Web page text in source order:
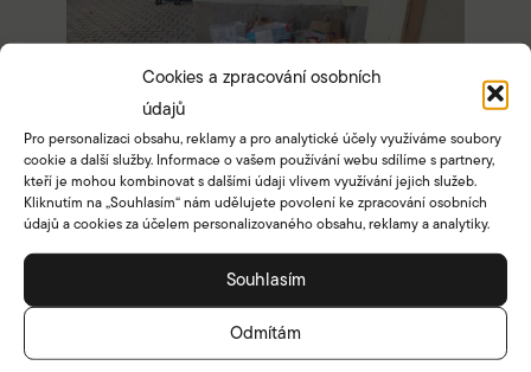
Cookies a zpracování osobních
údajů
Pro personalizaci obsahu, reklamy a pro analytické účely využíváme soubory
cookie a další služby. Informace o vašem používání webu sdílíme s partnery,
kteří je mohou kombinovat s dalšími údaji vlivem využívání jejich služeb.
Kliknutím na „Souhlasím“ nám udělujete povolení ke zpracování osobních
údajů a cookies za účelem personalizovaného obsahu, reklamy a analytiky.
Souhlasím
Odmítám